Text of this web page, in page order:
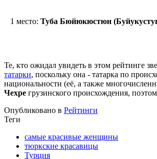
1 место: Туба Бюйюкюстюн
Те, кто ожидал увидеть в этом рейтинге
татарки, поскольку она - татарка по
национальности (её, а также
Чехре грузинского происхождения,
Опубликовано в Рейтинги
Теги
самые красивые женщины
тюркские красавицы
Турция